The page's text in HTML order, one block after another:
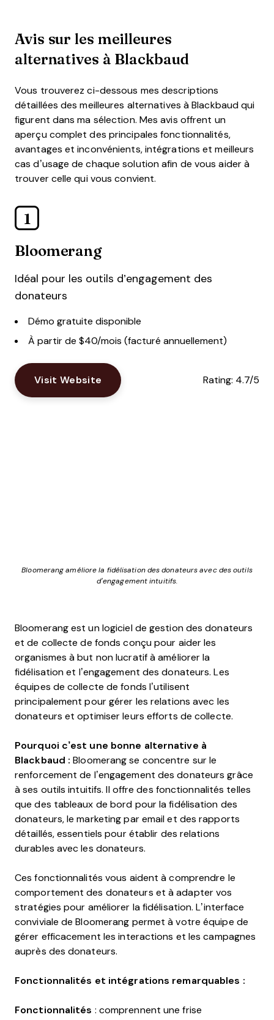
Avis sur les meilleures
alternatives à Blackbaud
Vous trouverez ci-dessous mes descriptions
détaillées des meilleures alternatives à Blackbaud qui
figurent dans ma sélection. Mes avis offrent un
aperçu complet des principales fonctionnalités,
avantages et inconvénients, intégrations et meilleurs
cas d’usage de chaque solution afin de vous aider à
trouver celle qui vous convient.
1
Bloomerang
Idéal pour les outils d’engagement des
donateurs
Démo gratuite disponible
À partir de $40/mois (facturé annuellement)
Visit Website Rating: 4.7/5
Bloomerang améliore la fidélisation des donateurs avec des outils
d’engagement intuitifs.
Bloomerang est un logiciel de gestion des donateurs
et de collecte de fonds conçu pour aider les
organismes à but non lucratif à améliorer la
fidélisation et l’engagement des donateurs. Les
équipes de collecte de fonds l’utilisent
principalement pour gérer les relations avec les
donateurs et optimiser leurs efforts de collecte.
Pourquoi c’est une bonne alternative à
Blackbaud : Bloomerang se concentre sur le
renforcement de l’engagement des donateurs grâce
à ses outils intuitifs. Il offre des fonctionnalités telles
que des tableaux de bord pour la fidélisation des
donateurs, le marketing par email et des rapports
détaillés, essentiels pour établir des relations
durables avec les donateurs.
Ces fonctionnalités vous aident à comprendre le
comportement des donateurs et à adapter vos
stratégies pour améliorer la fidélisation. L’interface
conviviale de Bloomerang permet à votre équipe de
gérer efficacement les interactions et les campagnes
auprès des donateurs.
Fonctionnalités et intégrations remarquables :
Fonctionnalités : comprennent une frise